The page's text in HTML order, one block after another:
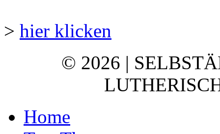
> hier klicken
© 2026 |
Home